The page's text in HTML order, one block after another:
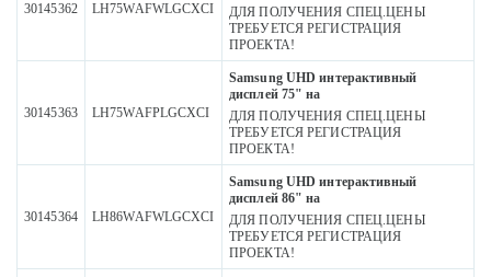
30145362 LH75WAFWLGCXCI
ДЛЯ ПОЛУЧЕНИЯ СПЕЦ.ЦЕНЫ
ТРЕБУЕТСЯ РЕГИСТРАЦИЯ
ПРОЕКТА!
30145363 LH75WAFPLGCXCI
Samsung UHD интерактивный
дисплей 75" на
ДЛЯ ПОЛУЧЕНИЯ СПЕЦ.ЦЕНЫ
ТРЕБУЕТСЯ РЕГИСТРАЦИЯ
ПРОЕКТА!
30145364 LH86WAFWLGCXCI
Samsung UHD интерактивный
дисплей 86" на
ДЛЯ ПОЛУЧЕНИЯ СПЕЦ.ЦЕНЫ
ТРЕБУЕТСЯ РЕГИСТРАЦИЯ
ПРОЕКТА!